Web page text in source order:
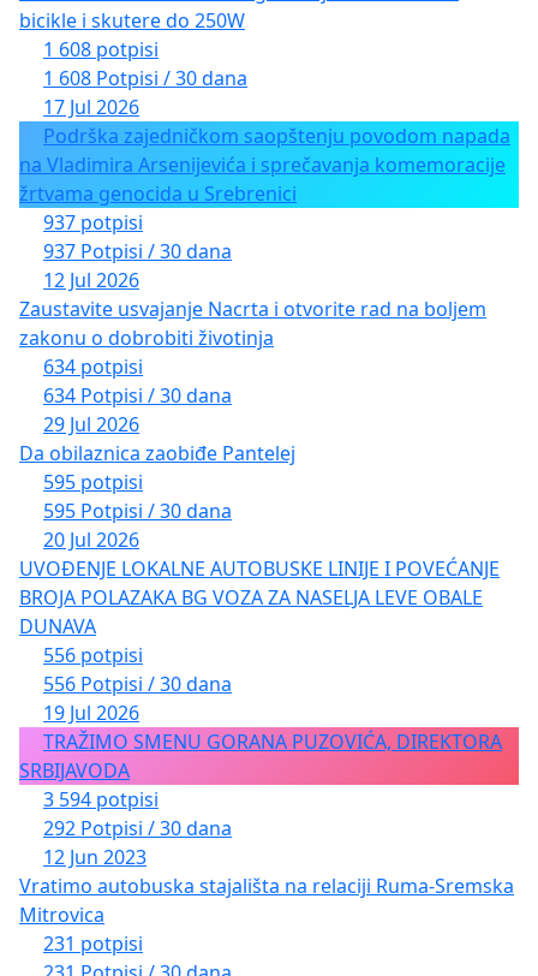
bicikle i skutere do 250W
1 608 potpisi
1 608 Potpisi / 30 dana
17 Jul 2026
Podrška zajedničkom saopštenju povodom napada
na Vladimira Arsenijevića i sprečavanja komemoracije
žrtvama genocida u Srebrenici
937 potpisi
937 Potpisi / 30 dana
12 Jul 2026
Zaustavite usvajanje Nacrta i otvorite rad na boljem
zakonu o dobrobiti životinja
634 potpisi
634 Potpisi / 30 dana
29 Jul 2026
Da obilaznica zaobiđe Pantelej
595 potpisi
595 Potpisi / 30 dana
20 Jul 2026
UVOĐENJE LOKALNE AUTOBUSKE LINIJE I POVEĆANJE
BROJA POLAZAKA BG VOZA ZA NASELJA LEVE OBALE
DUNAVA
556 potpisi
556 Potpisi / 30 dana
19 Jul 2026
TRAŽIMO SMENU GORANA PUZOVIĆA, DIREKTORA
SRBIJAVODA
3 594 potpisi
292 Potpisi / 30 dana
12 Jun 2023
Vratimo autobuska stajališta na relaciji Ruma-Sremska
Mitrovica
231 potpisi